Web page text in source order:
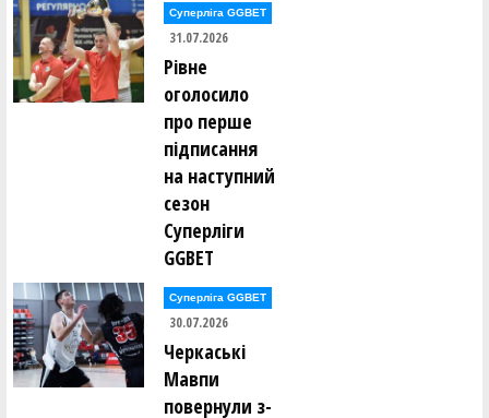
Олександр Раєвський ()
Володимир Расків ()
Віталій Редюк ()
Катерина Редюк ()
Борис Рижик ()
Данило Рикунов ()
Владислав Рогозін ()
Віталій Ручкін ()
Альбіна Сазонова ()
Олексій Сало ()
Сергій Сальніков ()
Роман Свиницький ()
Суперліга GGBET
31.07.2026
Рівне
оголосило
про перше
підписання
на наступний
сезон
Суперліги
GGBET
Суперліга GGBET
30.07.2026
Черкаські
Мавпи
повернули з-